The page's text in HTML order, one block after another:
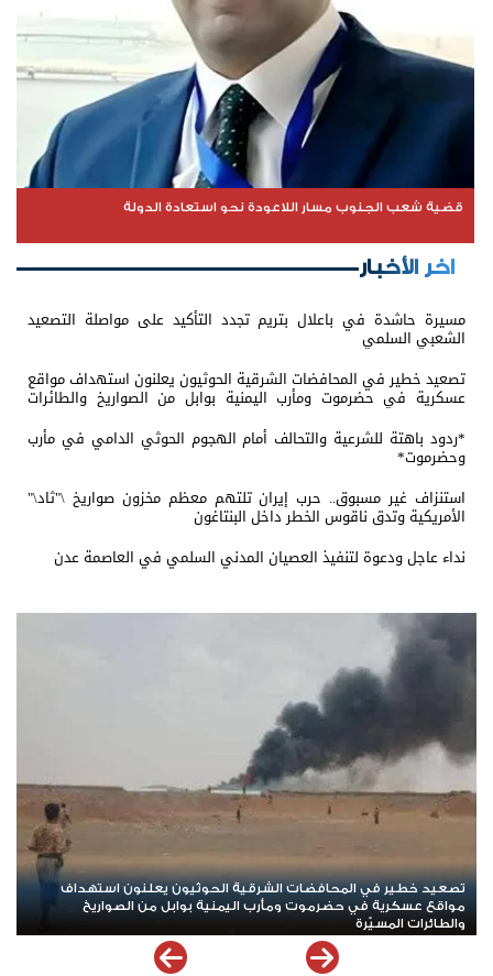
قضية شعب الجنوب مسار اللاعودة نحو استعادة الدولة
اخر الأخبار
مسيرة حاشدة في باعلال بتريم تجدد التأكيد على مواصلة التصعيد
الشعبي السلمي
تصعيد خطير في المحافضات الشرقية الحوثيون يعلنون استهداف مواقع
عسكرية في حضرموت ومأرب اليمنية بوابل من الصواريخ والطائرات
*ردود باهتة للشرعية والتحالف أمام الهجوم الحوثي الدامي في مأرب
وحضرموت*
استنزاف غير مسبوق.. حرب إيران تلتهم معظم مخزون صواريخ \"ثاد\"
الأمريكية وتدق ناقوس الخطر داخل البنتاغون
نداء عاجل ودعوة لتنفيذ العصيان المدني السلمي في العاصمة عدن
*ردود باهتة للشرعية والتحالف أمام الهجوم الحوثي الدامي في مأرب
وحضرموت*